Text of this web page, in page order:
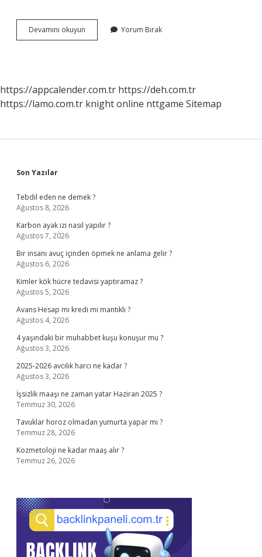
Devamını okuyun
Gökyüzü
Yorum Bırak
https://appcalender.com.tr https://deh.com.tr
https://lamo.com.tr knight online nttgame Sitemap
Sidebar
Son Yazılar
Tebdil eden ne demek ?
Ağustos 8, 2026
Karbon ayak izi nasıl yapılır ?
Ağustos 7, 2026
Bir insanı avuç içinden öpmek ne anlama gelir ?
Ağustos 6, 2026
Kimler kök hücre tedavisi yaptıramaz ?
Ağustos 5, 2026
Avans Hesap mı kredi mi mantıklı ?
Ağustos 4, 2026
4 yaşındaki bir muhabbet kuşu konuşur mu ?
Ağustos 3, 2026
2025-2026 avcılık harcı ne kadar ?
Ağustos 3, 2026
İşsizlik maaşı ne zaman yatar Haziran 2025 ?
Temmuz 30, 2026
Tavuklar horoz olmadan yumurta yapar mı ?
Temmuz 28, 2026
Kozmetoloji ne kadar maaş alır ?
Temmuz 26, 2026